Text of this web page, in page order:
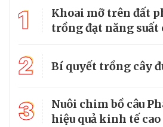
1
Khoai mỡ trên đất
trồng đạt năng suất
2 Bí quyết trồng cây
3
Nuôi chim bồ câu
hiệu quả kinh tế cao